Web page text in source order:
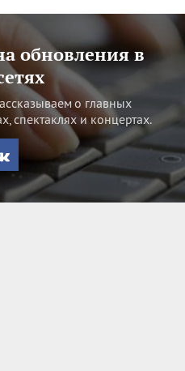
обновления в
о главных
спектаклях и концертах.